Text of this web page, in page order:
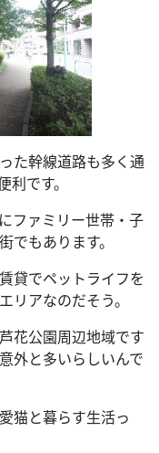
た幹線道路も多く通
です。
ファミリー世帯・子
でもあります。
貸でペットライフを
リアなのだそう。
花公園周辺地域です
外と多いらしいんで
猫と暮らす生活っ